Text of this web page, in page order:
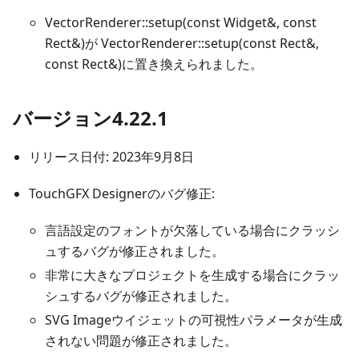
VectorRenderer::setup(const Widget&, const
Rect&)が VectorRenderer::setup(const Rect&,
const Rect&)に置き換えられました。
バージョン4.22.1
リリース日付: 2023年9月8日
TouchGFX Designerのバグ修正:
言語設定のフォントが欠落している場合にクラッシ
ュするバグが修正されました。
非常に大きなプロジェクトを生成する場合にクラッ
シュするバグが修正されました。
SVG Imageウイジェットの可視性パラメータが生成
されない問題が修正されました。